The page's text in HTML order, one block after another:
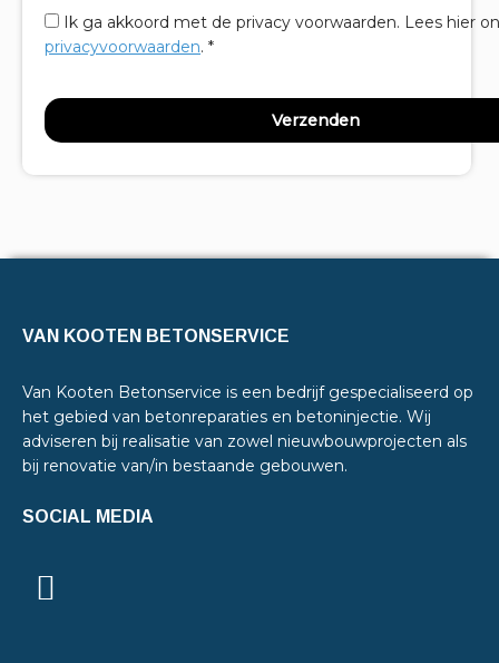
Ik ga akkoord met de privacy voorwaarden. Lees hier
privacyvoorwaarden. *
VAN KOOTEN BETONSERVICE
Van Kooten Betonservice is een bedrijf gespecialiseerd op
het gebied van betonreparaties en betoninjectie. Wij
adviseren bij realisatie van zowel nieuwbouwprojecten als
bij renovatie van/in bestaande gebouwen.
SOCIAL MEDIA